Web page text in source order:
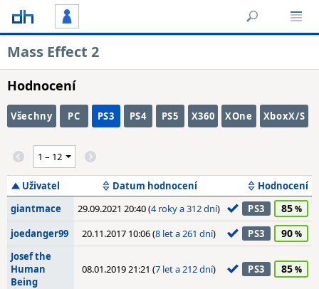
Mass Effect 2
Hodnocení
Všechny PC PS3 PS4 PS5 X360 XOne XboxX/S
Uživatel Datum hodnocení
Hodnocení
giantmace
29.09.2021 20:40 (4 roky a 312 dní) PS3 85
joedanger99 20.11.2017 10:06 (8 let a 261 dní) PS3 90
Josef the
Human
Being
08.01.2019 21:21 (7 let a 212 dní) PS3 85